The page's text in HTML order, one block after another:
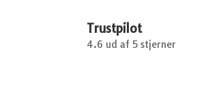
Trustpilot
4.6 ud af 5 stjerner